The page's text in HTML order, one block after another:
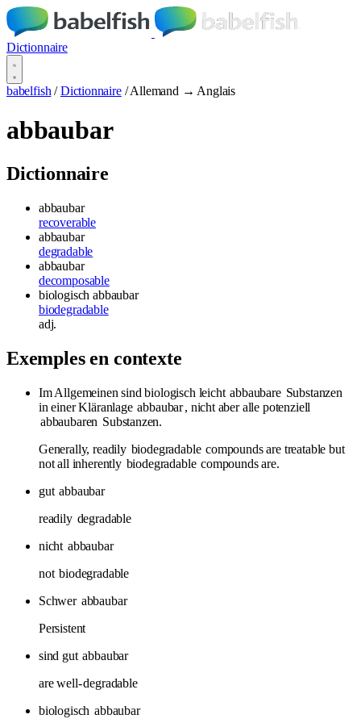
Dictionnaire
babelfish / Dictionnaire / Allemand → Anglais
abbaubar
Dictionnaire
abbaubar
recoverable
abbaubar
degradable
abbaubar
decomposable
biologisch abbaubar
biodegradable
adj.
Exemples en contexte
Im Allgemeinen sind biologisch leicht abbaubare Substanzen
in einer Kläranlage abbaubar, nicht aber alle potenziell
abbaubaren Substanzen.
Generally, readily biodegradable compounds are treatable but
not all inherently biodegradable compounds are.
gut abbaubar
readily degradable
nicht abbaubar
not biodegradable
Schwer abbaubar
Persistent
sind gut abbaubar
are well-degradable
biologisch abbaubar